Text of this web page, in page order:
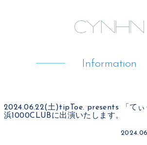
Information
2024.06.22(土)tipToe. presents 「てぃ
浜1000CLUBに出演いたします。